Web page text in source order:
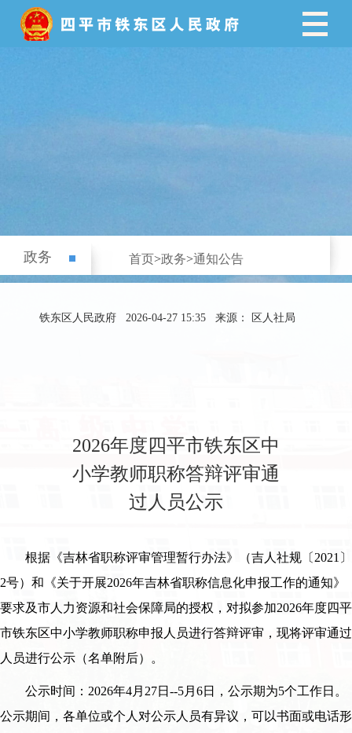
政务 首页>政务>通知公告
铁东区人民政府 2026-04-27 15:35 来源： 区人社局
2026年度四平市铁东区中
小学教师职称答辩评审通
过人员公示
根据《吉林省职称评审管理暂行办法》（吉人社规〔2021〕
2号）和《关于开展2026年吉林省职称信息化申报工作的通知》
要求及市人力资源和社会保障局的授权，对拟参加2026年度四平
市铁东区中小学教师职称申报人员进行答辩评审，现将评审通过
人员进行公示（名单附后）。
公示时间：2026年4月27日--5月6日，公示期为5个工作日。
公示期间，各单位或个人对公示人员有异议，可以书面或电话形